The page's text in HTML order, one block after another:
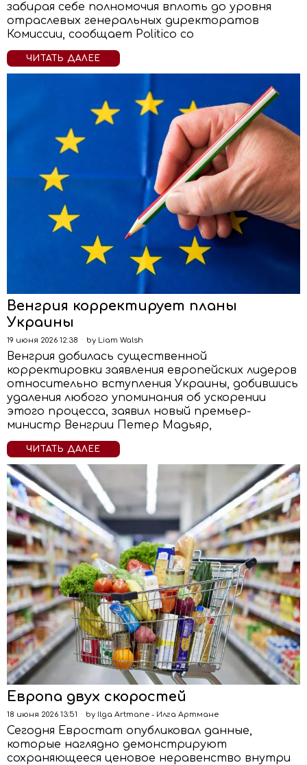
забирая себе полномочия вплоть до уровня
отраслевых генеральных директоратов
Комиссии, сообщает Politico со
ЧИТАТЬ ДАЛЕЕ
Венгрия корректирует планы
Украины
19 июня 2026 12:38 by Liam Walsh
Венгрия добилась существенной
корректировки заявления европейских лидеров
относительно вступления Украины, добившись
удаления любого упоминания об ускорении
этого процесса, заявил новый премьер-
министр Венгрии Петер Мадьяр,
ЧИТАТЬ ДАЛЕЕ
Европа двух скоростей
18 июня 2026 13:51 by Ilga Artmane - Илга Артмане
Сегодня Евростат опубликовал данные,
которые наглядно демонстрируют
сохраняющееся ценовое неравенство внутри